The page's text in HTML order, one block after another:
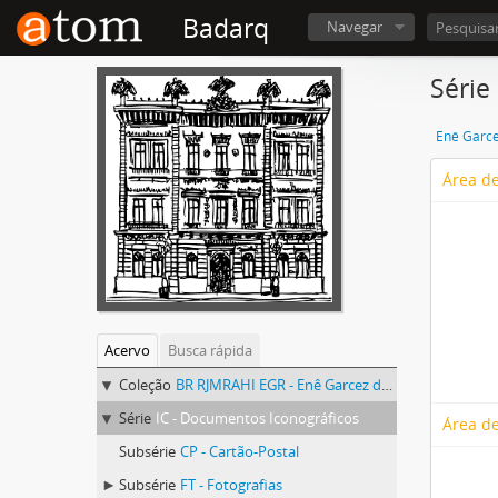
Badarq Navegar
Acervo
Busca rápida
Coleção BR RJMRAHI EGR - Enê Garcez dos Reis
Série IC - Documentos Iconográficos
Subsérie CP - Cartão-Postal
Subsérie FT - Fotografias
Enê
Área
Área